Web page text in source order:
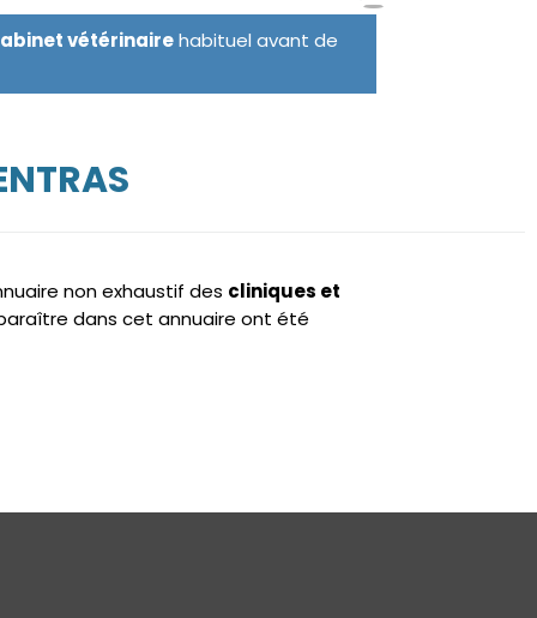
vétérinairehabituel avant de
non exhaustif des cliniques et
dans cet annuaire ont été